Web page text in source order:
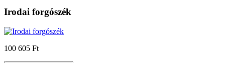
Irodai forgószék
100 605 Ft